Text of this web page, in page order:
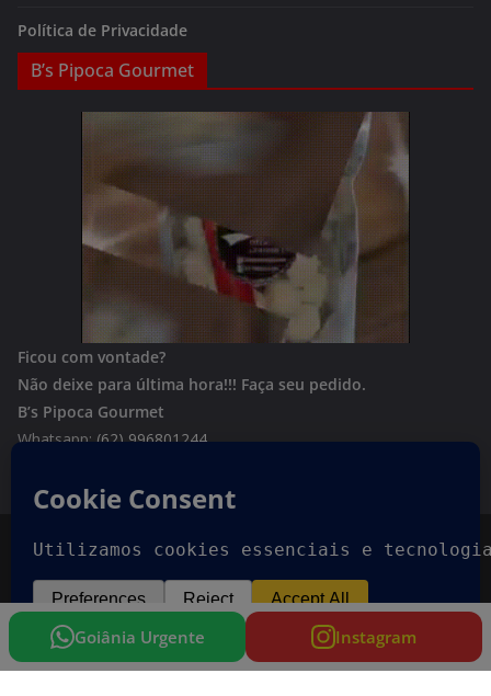
Política de Privacidade
B’s Pipoca Gourmet
Ficou com vontade?
Não deixe para última hora!!! Faça seu pedido.
B’s Pipoca Gourmet
Whatsapp:(62) 996801244
Copyright © 2026Goiania Urgente. Todos os direitos
reservados.
Tema:ColorMagpor ThemeGrill. Powered byWordPress
Goiânia Urgente Instagram